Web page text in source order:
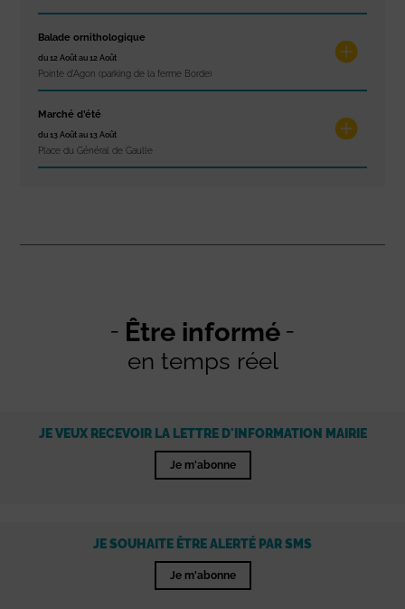
Balade ornithologique
du 12 Août au 12 Août
Pointe d'Agon (parking de la ferme Borde)
Marché d’été
du 13 Août au 13 Août
Place du Général de Gaulle
Être informé
en temps réel
JE VEUX RECEVOIR LA LETTRE D'INFORMATION MAIRIE
Je m'abonne
JE SOUHAITE ÊTRE ALERTÉ PAR SMS
Je m'abonne